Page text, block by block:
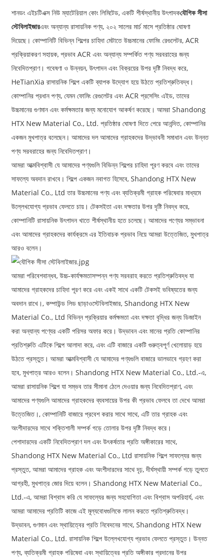
শানডং এইচটিএক্স নিউ ম্যাটেরিয়াল কোং লিমিটেড, একটি শীর্ষস্থানীয় উৎপাদকযৌগিক সীসা
স্টেবিলাইজারএবং অন্যান্য রাসায়নিক পণ্য, ২০২ সালের মার্চ মাসে প্রতিষ্ঠার ঘোষণা
দিয়েছে। কোম্পানিটি বিভিন্ন শিল্পের চাহিদা মেটাতে উচ্চমানের ফোমিং রেগুলেটর, ACR
প্রক্রিয়াকরণ সহায়ক, প্রভাব ACR এবং অন্যান্য সম্পর্কিত পণ্য সরবরাহের জন্য
নিবেদিতপ্রাণ। গবেষণা ও উন্নয়ন, উৎপাদন এবং বিক্রয়ের উপর দৃষ্টি নিবদ্ধ করে,
HeTianXia রাসায়নিক শিল্পে একটি ব্যাপক উদ্যোগ হয়ে উঠতে প্রতিশ্রুতিবদ্ধ।
কোম্পানির প্রধান পণ্য, যেমন ফোমিং রেগুলেটর এবং ACR প্রসেসিং এইড, তাদের
উচ্চমানের গুণমান এবং কর্মক্ষমতার জন্য মনোযোগ আকর্ষণ করেছে। আমরা Shandong
HTX New Material Co., Ltd. প্রতিষ্ঠার ঘোষণা দিতে পেরে আনন্দিত, কোম্পানির
একজন মুখপাত্র বলেছেন। আমাদের দল আমাদের গ্রাহকদের উদ্ভাবনী সমাধান এবং উন্নত
পণ্য সরবরাহের জন্য নিবেদিতপ্রাণ।
আমরা আত্মবিশ্বাসী যে আমাদের পণ্যগুলি বিভিন্ন শিল্পের চাহিদা পূরণ করবে এবং তাদের
সাফল্যে অবদান রাখবে। শিল্পে একজন নবাগত হিসেবে, Shandong HTX New
Material Co., Ltd তার উচ্চমানের পণ্য এবং ব্যতিক্রমী গ্রাহক পরিষেবার মাধ্যমে
উল্লেখযোগ্য প্রভাব ফেলতে চায়। টেকসইতা এবং দক্ষতার উপর দৃষ্টি নিবদ্ধ করে,
কোম্পানিটি রাসায়নিক উৎপাদন খাতে শীর্ষস্থানীয় হতে চলেছে। আমাদের পণ্যের সম্ভাবনা
এবং আমাদের গ্রাহকদের কার্যক্রমে এর ইতিবাচক প্রভাব নিয়ে আমরা উত্তেজিত, মুখপাত্র
আরও বলেন।
আমরা পরিবেশবান্ধব, উচ্চ-কার্যক্ষমতাসম্পন্ন পণ্য সরবরাহ করতে প্রতিশ্রুতিবদ্ধ যা
আমাদের গ্রাহকদের চাহিদা পূরণ করে এবং একই সাথে একটি টেকসই ভবিষ্যতের জন্য
অবদান রাখে।, কম্পাউন্ড লিড ছাড়াওস্টেবিলাইজার, Shandong HTX New
Material Co., Ltd বিভিন্ন প্রক্রিয়ার কর্মক্ষমতা এবং দক্ষতা বৃদ্ধির জন্য ডিজাইন
করা অন্যান্য পণ্যের একটি পরিসর অফার করে। উদ্ভাবন এবং মানের প্রতি কোম্পানির
প্রতিশ্রুতি এটিকে শিল্পে আলাদা করে, এবং এটি বাজারে একটি গুরুত্বপূর্ণ খেলোয়াড় হয়ে
উঠতে প্রস্তুত। আমরা আত্মবিশ্বাসী যে আমাদের পণ্যগুলি বাজারে ভালভাবে গ্রহণ করা
হবে, মুখপাত্র আরও বলেন। Shandong HTX New Material Co., Ltd.-এ,
আমরা রাসায়নিক শিল্পে যা সম্ভব তার সীমানা ঠেলে দেওয়ার জন্য নিবেদিতপ্রাণ, এবং
আমাদের পণ্যগুলি আমাদের গ্রাহকদের ব্যবসায়ের উপর কী প্রভাব ফেলবে তা দেখে আমরা
উত্তেজিত।, কোম্পানিটি বাজারে প্রবেশ করার সাথে সাথে, এটি তার গ্রাহক এবং
অংশীদারদের সাথে শক্তিশালী সম্পর্ক গড়ে তোলার উপর দৃষ্টি নিবদ্ধ করে।
পেশাদারদের একটি নিবেদিতপ্রাণ দল এবং উৎকর্ষতার প্রতি অঙ্গীকারের সাথে,
Shandong HTX New Material Co., Ltd রাসায়নিক শিল্পে সাফল্যের জন্য
প্রস্তুত, আমরা আমাদের গ্রাহক এবং অংশীদারদের সাথে দৃঢ়, দীর্ঘস্থায়ী সম্পর্ক গড়ে তুলতে
আগ্রহী, মুখপাত্র জোর দিয়ে বলেন। Shandong HTX New Material Co.,
Ltd.-এ, আমরা বিশ্বাস করি যে সাফল্যের জন্য সহযোগিতা এবং বিশ্বাস অপরিহার্য, এবং
আমরা আমাদের প্রতিটি কাজে এই মূল্যবোধগুলিকে লালন করতে প্রতিশ্রুতিবদ্ধ।
উদ্ভাবন, গুণমান এবং স্থায়িত্বের প্রতি নিবেদনের সাথে, Shandong HTX New
Material Co., Ltd. রাসায়নিক শিল্পে উল্লেখযোগ্য প্রভাব ফেলতে প্রস্তুত। উন্নত
পণ্য, ব্যতিক্রমী গ্রাহক পরিষেবা এবং স্থায়িত্বের প্রতি অঙ্গীকার প্রদানের উপর